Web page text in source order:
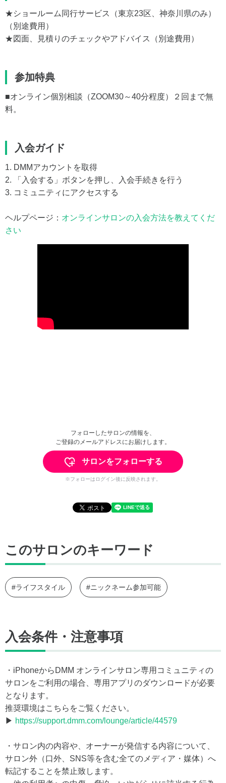
★ショールーム同行サービス（東京23区、神奈川県のみ）
（別途費用）
★図面、見積りのチェックやアドバイス（別途費用）
参加特典
■オンライン個別相談（ZOOM30～40分程度）２回まで無
料。
入会ガイド
1. DMMアカウントを取得
2. 「入会する」ボタンを押し、入会手続きを行う
3. コミュニティにアクセスする
ヘルプページ： オンラインサロンの入会方法を教えてくだ
さい
フォローしたサロンの情報を、
ご登録のメールアドレスにお届けします。
サロンをフォローする
※フォローはログイン後に反映されます。
このサロンのキーワード
#ライフスタイル #ニックネーム参加可能
入会条件・注意事項
・iPhoneからDMM オンラインサロン専用コミュニティの
サロンをご利用の場合、専用アプリのダウンロードが必要
となります。
推奨環境はこちらをご覧ください。
▶ https://support.dmm.com/lounge/article/44579
・サロン内の内容や、オーナーが発信する内容について、
サロン外（口外、SNS等を含む全てのメディア・媒体）へ
転記することを禁止致します。